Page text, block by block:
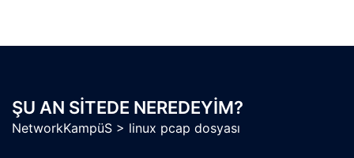
ŞU AN SITEDE NEREDEYIM?
NetworkKampüS > linux pcap dosyası